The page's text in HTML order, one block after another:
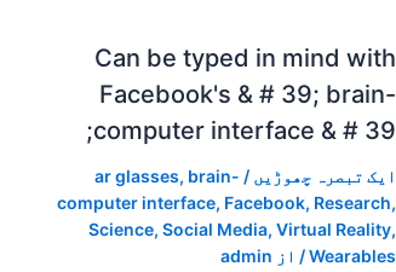
Can be typed in mind with
Facebook's & # 39; brain-
computer interface & # 39;
ایک تبصرہ چھوڑیں /
ar glasses, brain-
computer interface, Facebook, Research,
Science, Social Media, Virtual Reality,
Wearables/ از admin